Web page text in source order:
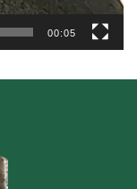
00:05